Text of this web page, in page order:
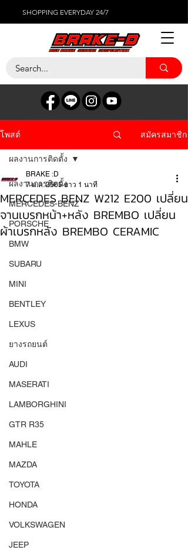
SHOPPING EVERYDAY 24/7
โพสต์ สมัครสมาชิก
ผลงานการติดตั้ง
MERCEDES-BENZ
PORSCHE
BMW
SUBARU
MINI
BENTLEY
LEXUS
ยางรถยนต์
AUDI
MASERATI
LAMBORGHINI
GTR R35
MAHLE
MAZDA
TOYOTA
HONDA
VOLKSWAGEN
JEEP
ผลงานการติดตั้ง
MERCEDES BENZ W212 E200 เปลี่ยน
จานเบรกหน้า+หลัง BREMBO เปลี่ยน
ผ้าเบรกหลัง BREMBO CERAMIC
BRAKE :D
7 ม.ค. 2565 ยาว 1 นาที